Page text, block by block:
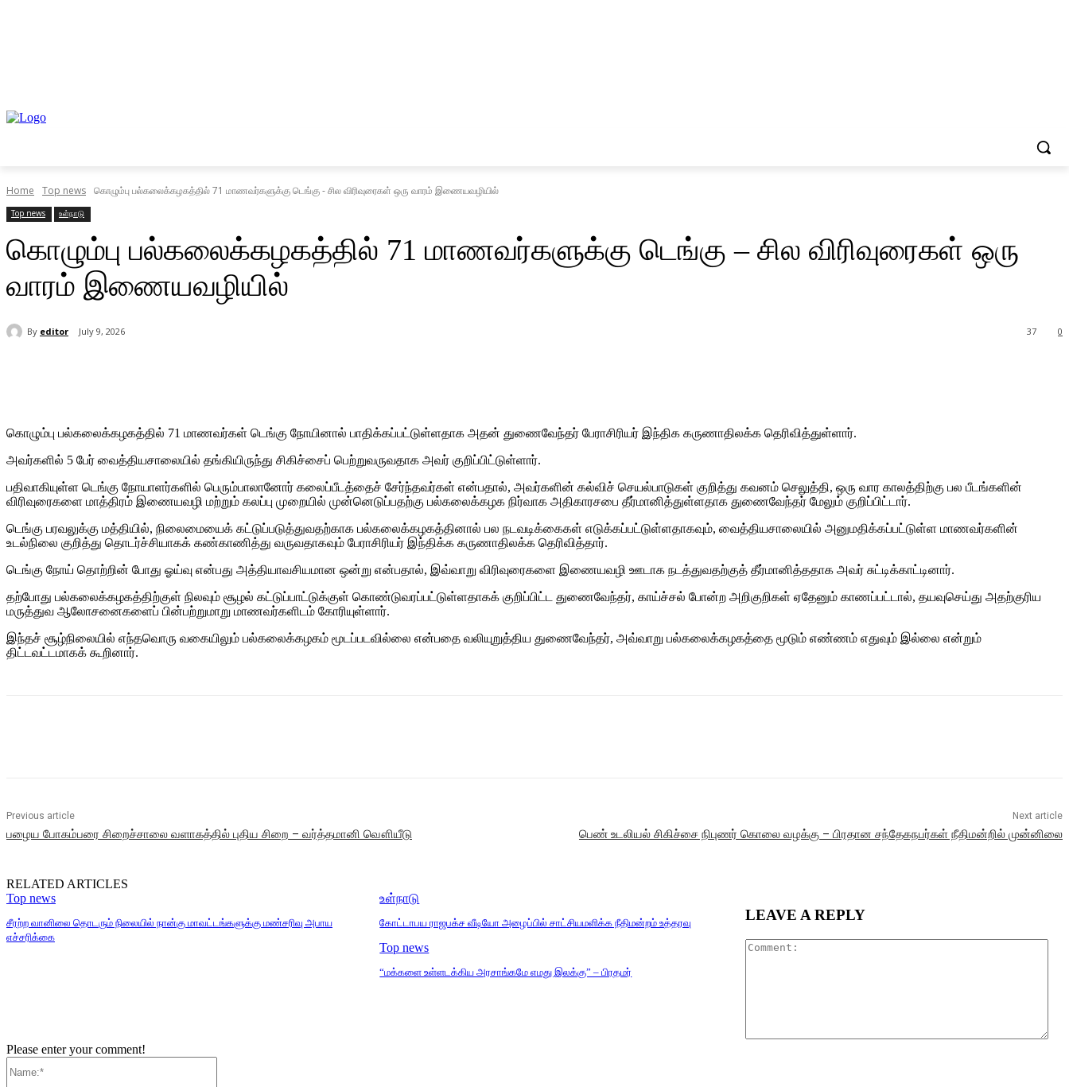
Home Top news கொழும்பு பல்கலைக்கழகத்தில் 71 மாணவர்களுக்கு டெங்கு - சில விரிவுரைகள் ஒரு வாரம் இணையவழியில்
Top news உள்நாடு
கொழும்பு பல்கலைக்கழகத்தில் 71 மாணவர்களுக்கு டெங்கு – சில விரிவுரைகள் ஒரு
வாரம் இணையவழியில்
By editor July 9, 2026 0
37
கொழும்பு பல்கலைக்கழகத்தில் 71 மாணவர்கள் டெங்கு நோயினால் பாதிக்கப்பட்டுள்ளதாக அதன் துணைவேந்தர் பேராசிரியர் இந்திக கருணாதிலக்க தெரிவித்துள்ளார்.
அவர்களில் 5 பேர் வைத்தியசாலையில் தங்கியிருந்து சிகிச்சைப் பெற்றுவருவதாக அவர் குறிப்பிட்டுள்ளார்.
பதிவாகியுள்ள டெங்கு நோயாளர்களில் பெரும்பாலானோர் கலைப்பீடத்தைச் சேர்ந்தவர்கள் என்பதால், அவர்களின் கல்விச் செயல்பாடுகள் குறித்து கவனம் செலுத்தி, ஒரு வார காலத்திற்கு பல பீடங்களின்
விரிவுரைகளை மாத்திரம் இணையவழி மற்றும் கலப்பு முறையில் முன்னெடுப்பதற்கு பல்கலைக்கழக நிர்வாக அதிகாரசபை தீர்மானித்துள்ளதாக துணைவேந்தர் மேலும் குறிப்பிட்டார்.
டெங்கு பரவலுக்கு மத்தியில், நிலைமையைக் கட்டுப்படுத்துவதற்காக பல்கலைக்கழகத்தினால் பல நடவடிக்கைகள் எடுக்கப்பட்டுள்ளதாகவும், வைத்தியசாலையில் அனுமதிக்கப்பட்டுள்ள மாணவர்களின்
உடல்நிலை குறித்து தொடர்ச்சியாகக் கண்காணித்து வருவதாகவும் பேராசிரியர் இந்திக்க கருணாதிலக்க தெரிவித்தார்.
டெங்கு நோய் தொற்றின் போது ஓய்வு என்பது அத்தியாவசியமான ஒன்று என்பதால், இவ்வாறு விரிவுரைகளை இணையவழி ஊடாக நடத்துவதற்குத் தீர்மானித்ததாக அவர் சுட்டிக்காட்டினார்.
தற்போது பல்கலைக்கழகத்திற்குள் நிலவும் சூழல் கட்டுப்பாட்டுக்குள் கொண்டுவரப்பட்டுள்ளதாகக் குறிப்பிட்ட துணைவேந்தர், காய்ச்சல் போன்ற அறிகுறிகள் ஏதேனும் காணப்பட்டால், தயவுசெய்து அதற்குரிய
மருத்துவ ஆலோசனைகளைப் பின்பற்றுமாறு மாணவர்களிடம் கோரியுள்ளார்.
இந்தச் சூழ்நிலையில் எந்தவொரு வகையிலும் பல்கலைக்கழகம் மூடப்படவில்லை என்பதை வலியுறுத்திய துணைவேந்தர், அவ்வாறு பல்கலைக்கழகத்தை மூடும் எண்ணம் எதுவும் இல்லை என்றும்
திட்டவட்டமாகக் கூறினார்.
Previous article
பழைய போகம்பரை சிறைச்சாலை வளாகத்தில் புதிய சிறை – வர்த்தமானி வௌியீடு
Next article
பெண் உடலியல் சிகிச்சை நிபுணர் கொலை வழக்கு – பிரதான சந்தேகநபர்கள் நீதிமன்றில் முன்னிலை
RELATED ARTICLES
Top news
சீரற்ற வானிலை தொடரும் நிலையில் நான்கு மாவட்டங்களுக்கு மண்சரிவு அபாய
எச்சரிக்கை
உள்நாடு
கோட்டாபய ராஜபக்ச வீடியோ அழைப்பில் சாட்சியமளிக்க நீதிமன்றம் உத்தரவு
Top news
“மக்களை உள்ளடக்கிய அரசாங்கமே எமது இலக்கு” – பிரதமர்
LEAVE A REPLY
Please enter your comment!